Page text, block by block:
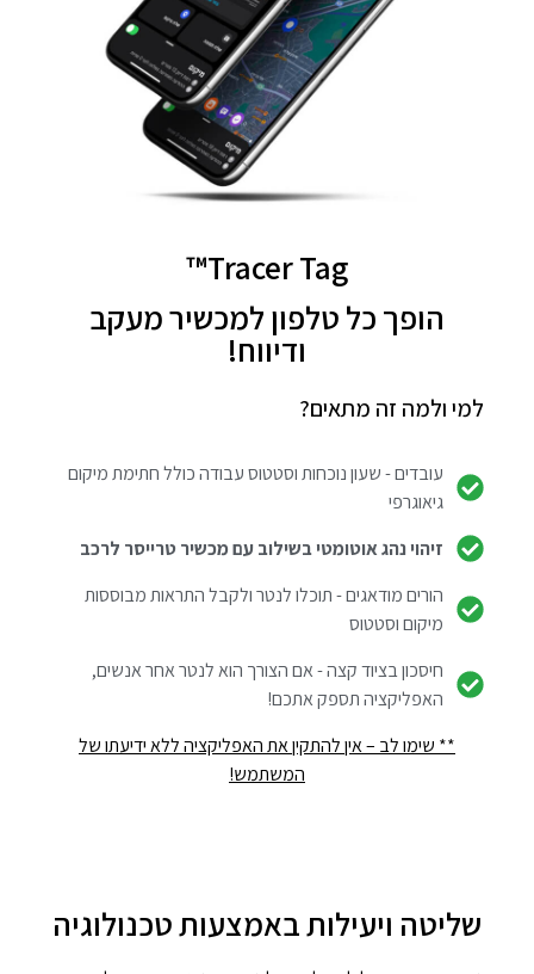
Tracer Tag™
הופך כל טלפון למכשיר מעקב
ודיווח!
למי ולמה זה מתאים?
עובדים - שעון נוכחות וסטטוס עבודה כולל חתימת מיקום
גיאוגרפי
זיהוי נהג אוטומטי בשילוב עם מכשיר טרייסר לרכב
הורים מודאגים - תוכלו לנטר ולקבל התראות מבוססות
מיקום וסטטוס
חיסכון בציוד קצה - אם הצורך הוא לנטר אחר אנשים,
האפליקציה תספק אתכם!
** שימו לב – אין להתקין את האפליקציה ללא ידיעתו של
המשתמש!
שליטה ויעילות באמצעות טכנולוגיה